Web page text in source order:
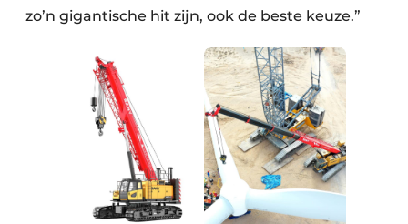
zo’n gigantische hit zijn, ook de beste keuze.”